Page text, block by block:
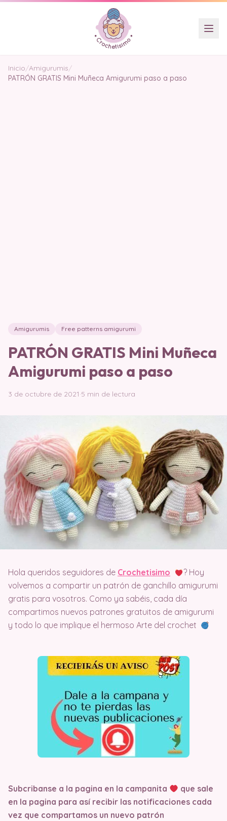
Inicio/Amigurumis/
PATRÓN GRATIS Mini Muñeca Amigurumi paso a paso
Amigurumis Free patterns amigurumi
PATRÓN GRATIS Mini Muñeca
Amigurumi paso a paso
3 de octubre de 2021·5 min de lectura
Hola queridos seguidores de Crochetisimo
? Hoy
volvemos a compartir un patrón de ganchillo amigurumi
gratis para vosotros. Como ya sabéis, cada día
compartimos nuevos patrones gratuitos de amigurumi
y todo lo que implique el hermoso Arte del crochet
Subcribanse a la pagina en la campanita
que sale
en la pagina para así recibir las notificaciones cada
vez que compartamos un nuevo patrón